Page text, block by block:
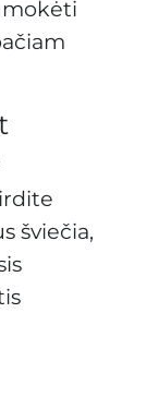
šviečia,